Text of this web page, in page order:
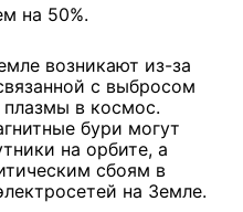
на 50%.
возникают из-за
с выбросом
плазмы в космос.
бури могут
на орбите, а
сбоям в
на Земле.